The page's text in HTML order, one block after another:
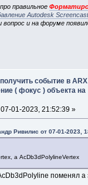
правильное
Autodesk
вопрос и на форуме
событие в ARX
( фокус ) объекта на
07-01-2023, 21:52:39 »
Ривилис от 07-01-2023,
а AcDb3dPolylineVertex
поменял а